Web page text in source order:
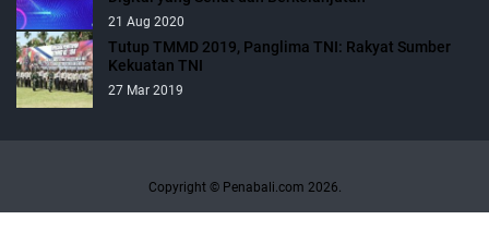
21 Aug 2020
Tutup TMMD 2019, Panglima TNI: Rakyat Sumber
Kekuatan TNI
27 Mar 2019
Copyright © Penabali.com 2026.